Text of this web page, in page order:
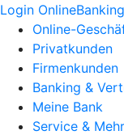
Login OnlineBanking
Online-
Privatkunden
Firmenkunden
Banking &
Meine Bank
Service &